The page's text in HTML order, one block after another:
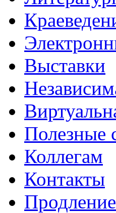
Выставки
Полезные
Коллегам
Контакты